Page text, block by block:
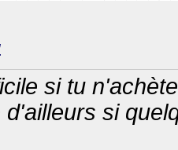
si tu
si